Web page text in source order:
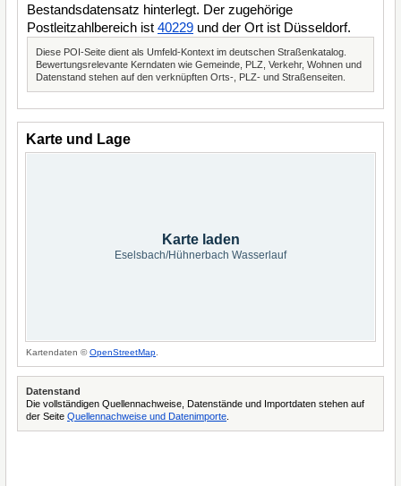
Bestandsdatensatz hinterlegt. Der zugehörige
Postleitzahlbereich ist 40229 und der Ort ist Düsseldorf.
Diese POI-Seite dient als Umfeld-Kontext im deutschen Straßenkatalog.
Bewertungsrelevante Kerndaten wie Gemeinde, PLZ, Verkehr, Wohnen und
Datenstand stehen auf den verknüpften Orts-, PLZ- und Straßenseiten.
Karte und Lage
Karte laden
Eselsbach/Hühnerbach Wasserlauf
Kartendaten ©OpenStreetMap
Datenstand
Die vollständigen Quellennachweise, Datenstände und Importdaten stehen auf
der Seite Quellennachweise und Datenimporte